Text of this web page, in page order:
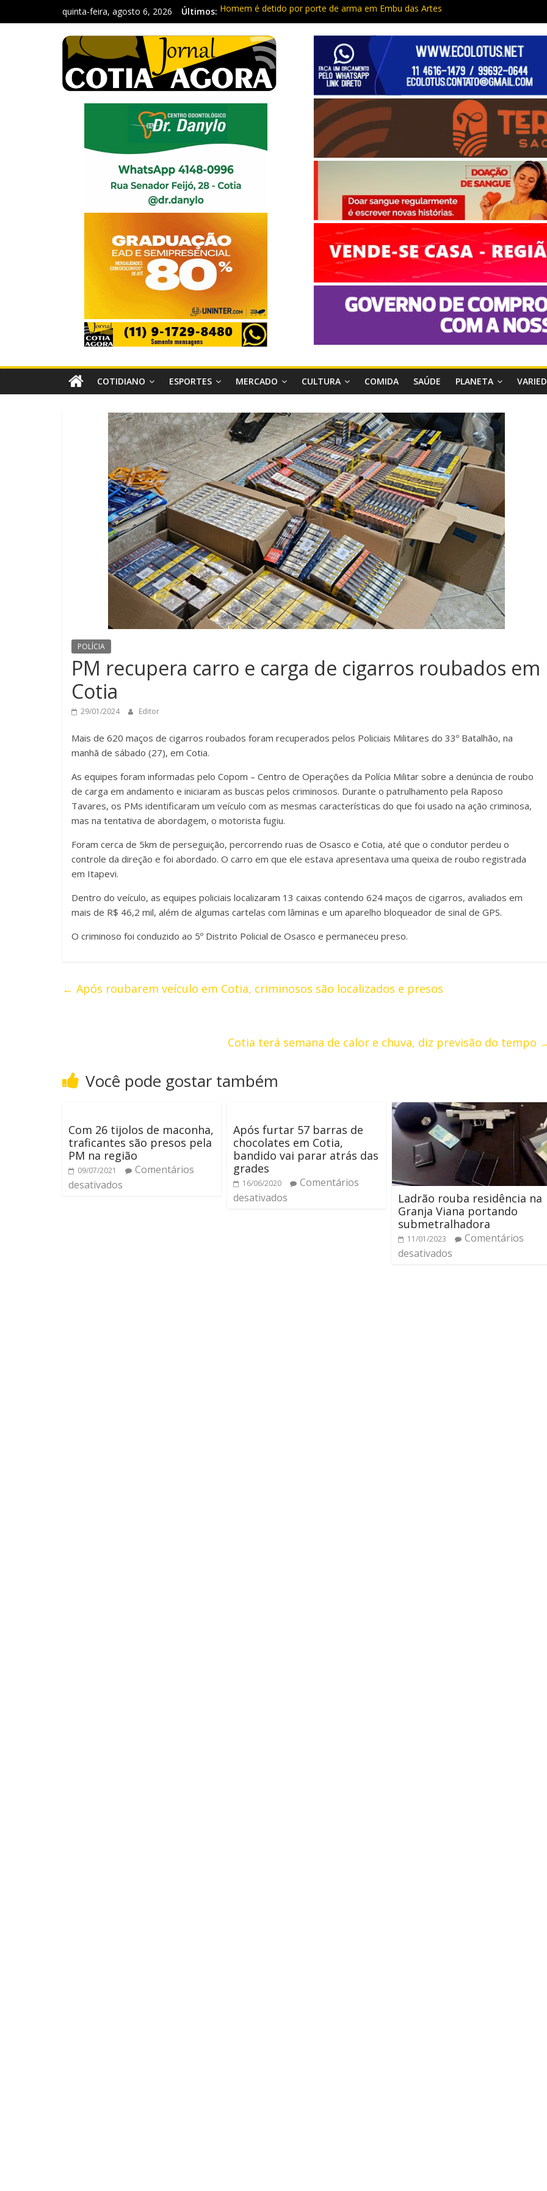
quinta-feira, agosto 6, 2026 Últimos: Homem é detido por porte de arma em Embu das Artes
Carretas da Capacitação trazem cursos gratuitos para Cotia e Vargem Grande
Traficante é preso com quase 400 porções de drogas no Jardim Rosemeire
Radares de Cotia vão passar por manutenção e vias serão interditadas
PM prende homem com grande quantidade de entorpecentes em Itapevi
COTIDIANO ESPORTES MERCADO CULTURA COMIDA SAÚDE PLANETA
POLÍCIA
PM recupera carro e carga de cigarros roubados em
Cotia
29/01/2024 Editor
Mais de 620 maços de cigarros roubados foram recuperados pelos Policiais Militares do 33º Batalhão, na
manhã de sábado (27), em Cotia.
As equipes foram informadas pelo Copom – Centro de Operações da Polícia Militar sobre a denúncia de roubo
de carga em andamento e iniciaram as buscas pelos criminosos. Durante o patrulhamento pela Raposo
Tavares, os PMs identificaram um veículo com as mesmas características do que foi usado na ação criminosa,
mas na tentativa de abordagem, o motorista fugiu.
Foram cerca de 5km de perseguição, percorrendo ruas de Osasco e Cotia, até que o condutor perdeu o
controle da direção e foi abordado. O carro em que ele estava apresentava uma queixa de roubo registrada
em Itapevi.
Dentro do veículo, as equipes policiais localizaram 13 caixas contendo 624 maços de cigarros, avaliados em
mais de R$ 46,2 mil, além de algumas cartelas com lâminas e um aparelho bloqueador de sinal de GPS.
O criminoso foi conduzido ao 5º Distrito Policial de Osasco e permaneceu preso.
← Após roubarem veículo em Cotia, criminosos são localizados e presos
Cotia terá semana de calor e chuva, diz previsão do tempo
Você pode gostar também
Com 26 tijolos de maconha,
traficantes são presos pela
PM na região
09/07/2021
Comentários
desativados
Após furtar 57 barras de
chocolates em Cotia,
bandido vai parar atrás das
grades
16/06/2020
Comentários
desativados
Ladrão rouba residência na
Granja Viana portando
submetralhadora
11/01/2023
Comentários
desativados